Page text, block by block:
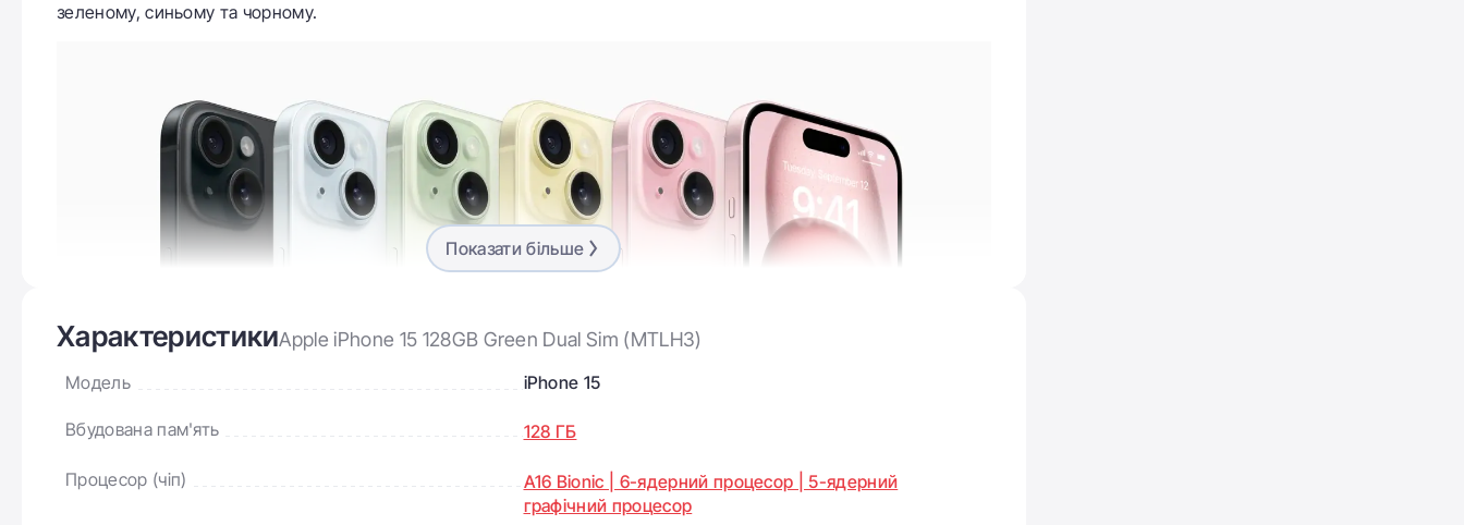
зеленому, синьому та чорному.
Показати більше
ХарактеристикиApple iPhone 15 128GB Green Dual Sim (MTLH3)
Модель iPhone 15
Вбудована пам'ять 128 ГБ
Процесор (чіп)
A16 Bionic | 6-ядерний процесор | 5-ядерний
графічний процесор